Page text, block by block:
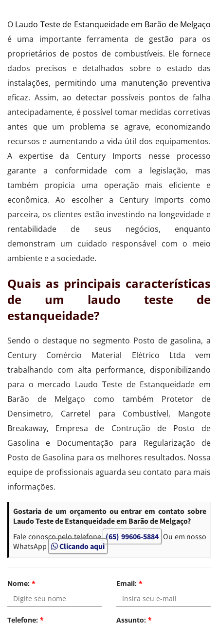
O Laudo Teste de Estanqueidade em Barão de Melgaço
é uma importante ferramenta de gestão para os
proprietários de postos de combustíveis. Ele fornece
dados precisos e detalhados sobre o estado das
instalações, permitindo uma manutenção preventiva
eficaz. Assim, ao detectar possíveis pontos de falha
antecipadamente, é possível tomar medidas corretivas
antes que um problema se agrave, economizando
recursos e aumentando a vida útil dos equipamentos.
A expertise da Century Imports nesse processo
garante a conformidade com a legislação, mas
também propicia uma operação mais eficiente e
econômica. Ao escolher a Century Imports como
parceira, os clientes estão investindo na longevidade e
rentabilidade de seus negócios, enquanto
demonstram um cuidado responsável com o meio
ambiente e a sociedade.
Quais as principais características
de um laudo teste de
estanqueidade?
Sendo o destaque no segmento Posto de gasolina, a
Century Comércio Material Elétrico Ltda vem
trabalhando com alta performance, disponibilizando
para o mercado Laudo Teste de Estanqueidade em
Barão de Melgaço como também Protetor de
Densimetro, Carretel para Combustível, Mangote
Breakaway, Empresa de Contrução de Posto de
Gasolina e Documentação para Regularização de
Posto de Gasolina para os melhores resultados. Nossa
equipe de profissionais aguarda seu contato para mais
informações.
Gostaria de um orçamento ou entrar em contato sobre
Laudo Teste de Estanqueidade em Barão de Melgaço?
Fale conosco pelo telefone (65) 99606-5884 Ou em nosso
WhatsApp
Clicando aqui
Nome: * Email: *
Telefone: * Assunto: *